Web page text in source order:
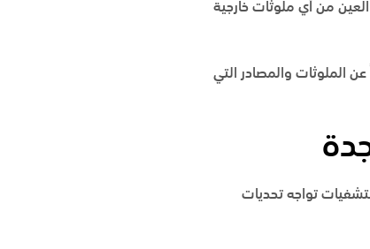
من أي ملوثات خارجية
عن الملوثات والمصادر التي
في 95% من المستشفيات تواجه تحديات